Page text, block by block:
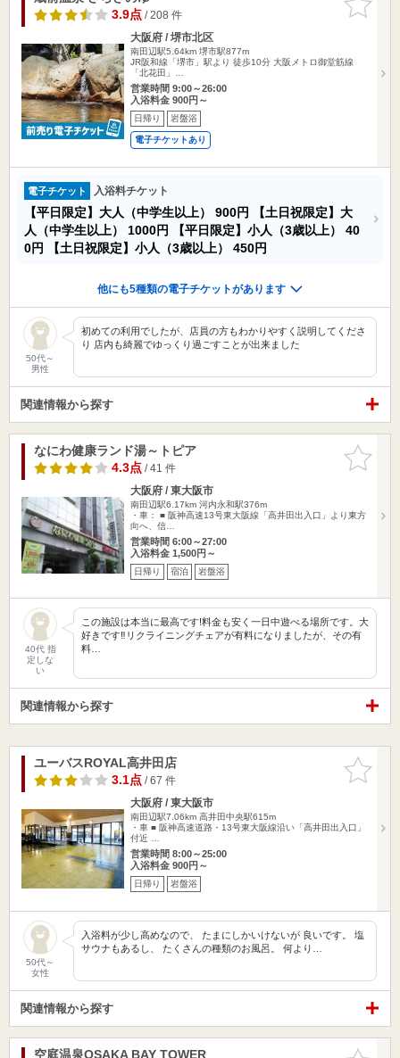
りに追加
3.9点/ 208 件
大阪府 / 堺市北区
南田辺駅5.64km 堺市駅877m
JR阪和線「堺市」駅より 徒歩10分 大阪メトロ御堂筋線
「北花田」…
営業時間 9:00～26:00
入浴料金 900円～
日帰り 岩盤浴
電子チケットあり
電子チケット 入浴料チケット
【平日限定】大人（中学生以上） 900円
【土日祝限定】大
人（中学生以上） 1000円 【平日限定】小人（3歳以上） 40
0円
【土日祝限定】小人（3歳以上） 450円
他にも5種類の電子チケットがあります
50代～
男性
初めての利用でしたが、店員の方もわかりやすく説明してくださ
り 店内も綺麗でゆっくり過ごすことが出来ました
関連情報から探す
お気に入
りに追加
なにわ健康ランド湯～トピア
4.3点/ 41 件
大阪府 / 東大阪市
南田辺駅6.17km 河内永和駅376m
・車： ■ 阪神高速13号東大阪線「高井田出入口」より東方
向へ、信…
営業時間 6:00～27:00
入浴料金 1,500円～
日帰り 宿泊 岩盤浴
40代 指
定しな
い
この施設は本当に最高です!料金も安く一日中遊べる場所です。大
好きです‼︎リクライニングチェアが有料になりましたが、その有
料…
関連情報から探す
お気に入
りに追加
ユーバスROYAL高井田店
3.1点/ 67 件
大阪府 / 東大阪市
南田辺駅7.06km 高井田中央駅615m
・車 ■ 阪神高速道路・13号東大阪線沿い「高井田出入口」
付近 …
営業時間 8:00～25:00
入浴料金 900円～
日帰り 岩盤浴
50代～
女性
入浴料が少し高めなので、 たまにしかいけないが 良いです。 塩
サウナもあるし、 たくさんの種類のお風呂。 何より…
関連情報から探す
お気に入
空庭温泉OSAKA BAY TOWER